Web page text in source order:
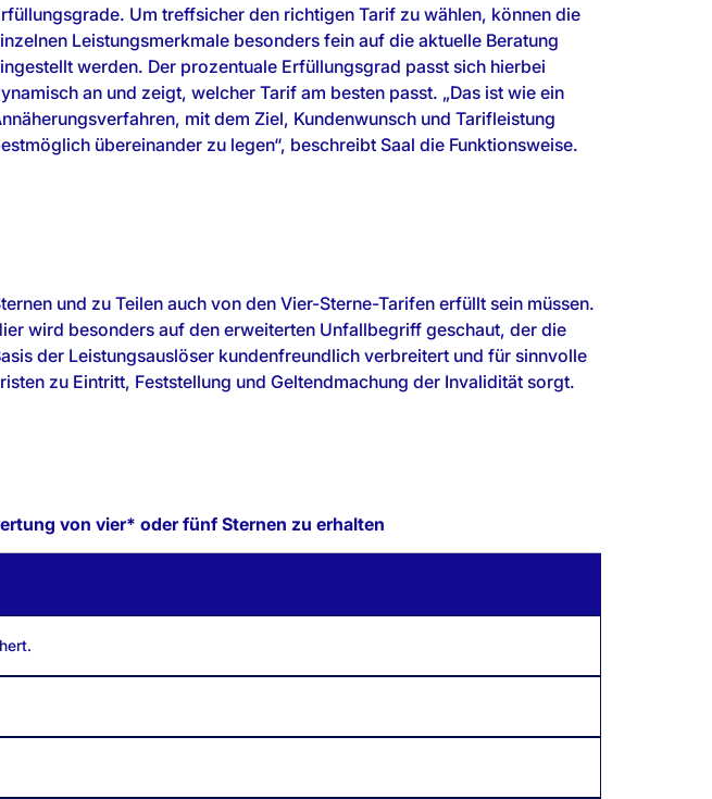
Um treffsicher den richtigen Tarif zu wählen, können die
Leistungsmerkmale besonders fein auf die aktuelle Beratung
werden. Der prozentuale Erfüllungsgrad passt sich hierbei
an und zeigt, welcher Tarif am besten passt. „Das ist wie ein
mit dem Ziel, Kundenwunsch und Tarifleistung
übereinander zu legen“, beschreibt Saal die Funktionsweise.
zu Eintritt, Feststellung und Geltendmachung der Invalidität sorgt.
von vier* oder fünf Sternen zu erhalten